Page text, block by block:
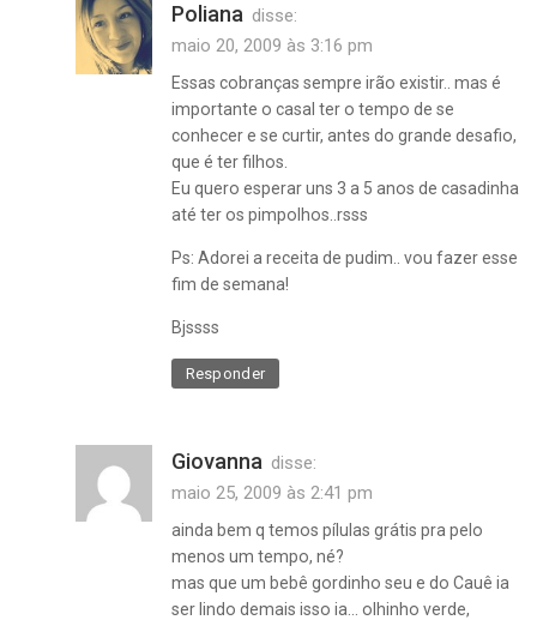
Poliana disse:
maio 20, 2009 às 3:16 pm
Essas cobranças sempre irão existir.. mas é
importante o casal ter o tempo de se
conhecer e se curtir, antes do grande desafio,
que é ter filhos.
Eu quero esperar uns 3 a 5 anos de casadinha
até ter os pimpolhos..rsss
Ps: Adorei a receita de pudim.. vou fazer esse
fim de semana!
Bjssss
Responder
Giovanna disse:
maio 25, 2009 às 2:41 pm
ainda bem q temos pílulas grátis pra pelo
menos um tempo, né?
mas que um bebê gordinho seu e do Cauê ia
ser lindo demais isso ia… olhinho verde,